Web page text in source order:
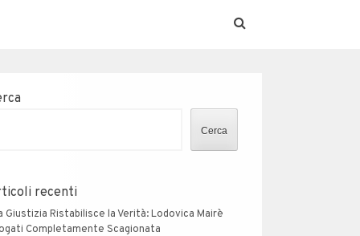
Cerca
recenti
Giustizia Ristabilisce la Verità: Lodovica Mairè
Completamente Scagionata